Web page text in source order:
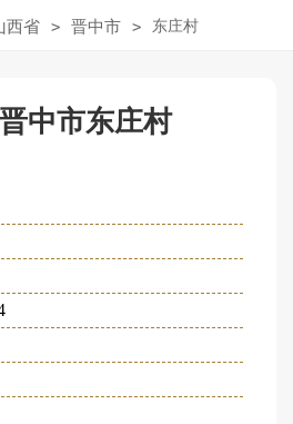
西省 > 晋中市 > 东庄村
中市东庄村